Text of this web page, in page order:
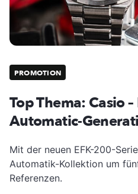
PROMOTION
Top Thema: Casio
Automatic-
Mit der neuen EFK-200-
Automatik-Kollektion um
Referenzen.